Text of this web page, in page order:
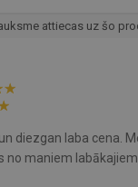
attiecas uz šo
diezgan laba cena.
no maniem